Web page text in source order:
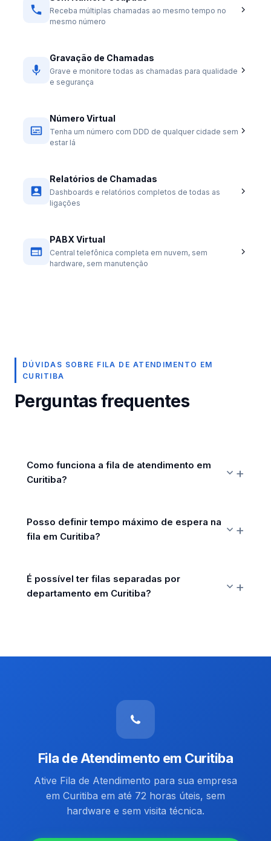
Receba múltiplas chamadas ao mesmo tempo no
mesmo número
Gravação de Chamadas
Grave e monitore todas as chamadas para qualidade
e segurança
Número Virtual
Tenha um número com DDD de qualquer cidade sem
estar lá
Relatórios de Chamadas
Dashboards e relatórios completos de todas as
ligações
PABX Virtual
Central telefônica completa em nuvem, sem
hardware, sem manutenção
DÚVIDAS SOBRE FILA DE ATENDIMENTO EM
CURITIBA
Perguntas frequentes
Como funciona a fila de atendimento em
Curitiba?
Posso definir tempo máximo de espera na
fila em Curitiba?
É possível ter filas separadas por
departamento em Curitiba?
Fila de Atendimento em Curitiba
Ative Fila de Atendimento para sua empresa
em Curitiba em até 72 horas úteis, sem
hardware e sem visita técnica.